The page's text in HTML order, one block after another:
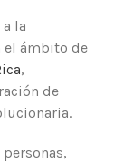
la
el ámbito de
,
de